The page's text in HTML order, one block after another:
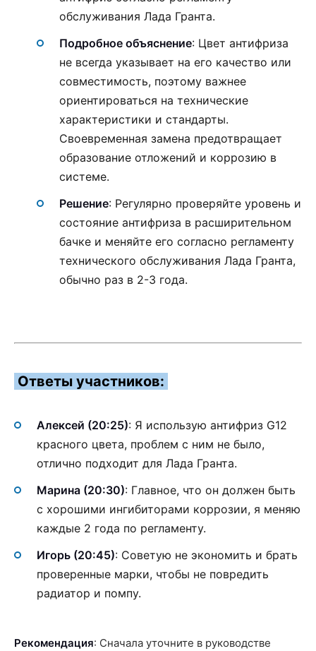
обслуживания Лада Гранта.
Подробное объяснение: Цвет антифриза
не всегда указывает на его качество или
совместимость, поэтому важнее
ориентироваться на технические
характеристики и стандарты.
Своевременная замена предотвращает
образование отложений и коррозию в
системе.
Решение: Регулярно проверяйте уровень и
состояние антифриза в расширительном
бачке и меняйте его согласно регламенту
технического обслуживания Лада Гранта,
обычно раз в 2-3 года.
Ответы участников:
Алексей (20:25): Я использую антифриз G12
красного цвета, проблем с ним не было,
отлично подходит для Лада Гранта.
Марина (20:30): Главное, что он должен быть
с хорошими ингибиторами коррозии, я меняю
каждые 2 года по регламенту.
Игорь (20:45): Советую не экономить и брать
проверенные марки, чтобы не повредить
радиатор и помпу.
Рекомендация: Сначала уточните в руководстве